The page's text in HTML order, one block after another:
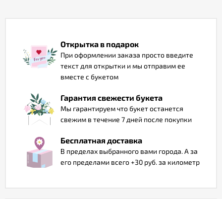
Открытка в подарок
При оформлении заказа просто введите
текст для открытки и мы отправим ее
вместе с букетом
Гарантия свежести букета
Мы гарантируем что букет останется
свежим в течение 7 дней после покупки
Бесплатная доставка
В пределах выбранного вами города. А за
его пределами всего +30 руб. за километр